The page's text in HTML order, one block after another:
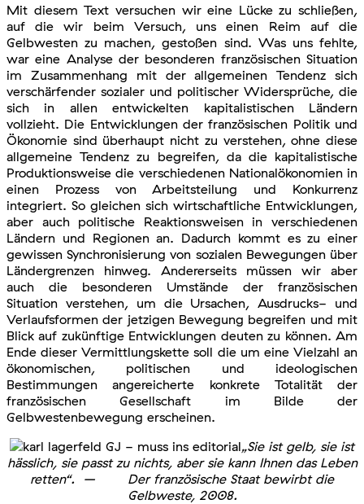
Mit diesem Text versuchen wir eine Lücke zu schließen,
auf die wir beim Versuch, uns einen Reim auf die
Gelbwesten zu machen, gestoßen sind. Was uns fehlte,
war eine Analyse der besonderen französischen Situation
im Zusammenhang mit der allgemeinen Tendenz sich
verschärfender sozialer und politischer Widersprüche, die
sich in allen entwickelten kapitalistischen Ländern
vollzieht. Die Entwicklungen der französischen Politik und
Ökonomie sind überhaupt nicht zu verstehen, ohne diese
allgemeine Tendenz zu begreifen, da die kapitalistische
Produktionsweise die verschiedenen Nationalökonomien in
einen Prozess von Arbeitsteilung und Konkurrenz
integriert. So gleichen sich wirtschaftliche Entwicklungen,
aber auch politische Reaktionsweisen in verschiedenen
Ländern und Regionen an. Dadurch kommt es zu einer
gewissen Synchronisierung von sozialen Bewegungen über
Ländergrenzen hinweg. Andererseits müssen wir aber
auch die besonderen Umstände der französischen
Situation verstehen, um die Ursachen, Ausdrucks- und
Verlaufsformen der jetzigen Bewegung begreifen und mit
Blick auf zukünftige Entwicklungen deuten zu können. Am
Ende dieser Vermittlungskette soll die um eine Vielzahl an
ökonomischen, politischen und ideologischen
Bestimmungen angereicherte konkrete Totalität der
französischen Gesellschaft im Bilde der
Gelbwestenbewegung erscheinen.
„Sie ist gelb, sie ist
hässlich, sie passt zu nichts, aber sie kann Ihnen das Leben
retten“. – Der französische Staat bewirbt die
Gelbweste, 2008.